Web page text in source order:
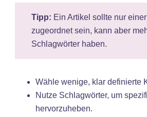
Tipp: Ein Artikel sollte nur
zugeordnet sein, kann aber
Schlagwörter haben.
Wähle wenige, klar definierte
Nutze Schlagwörter, um
hervorzuheben.